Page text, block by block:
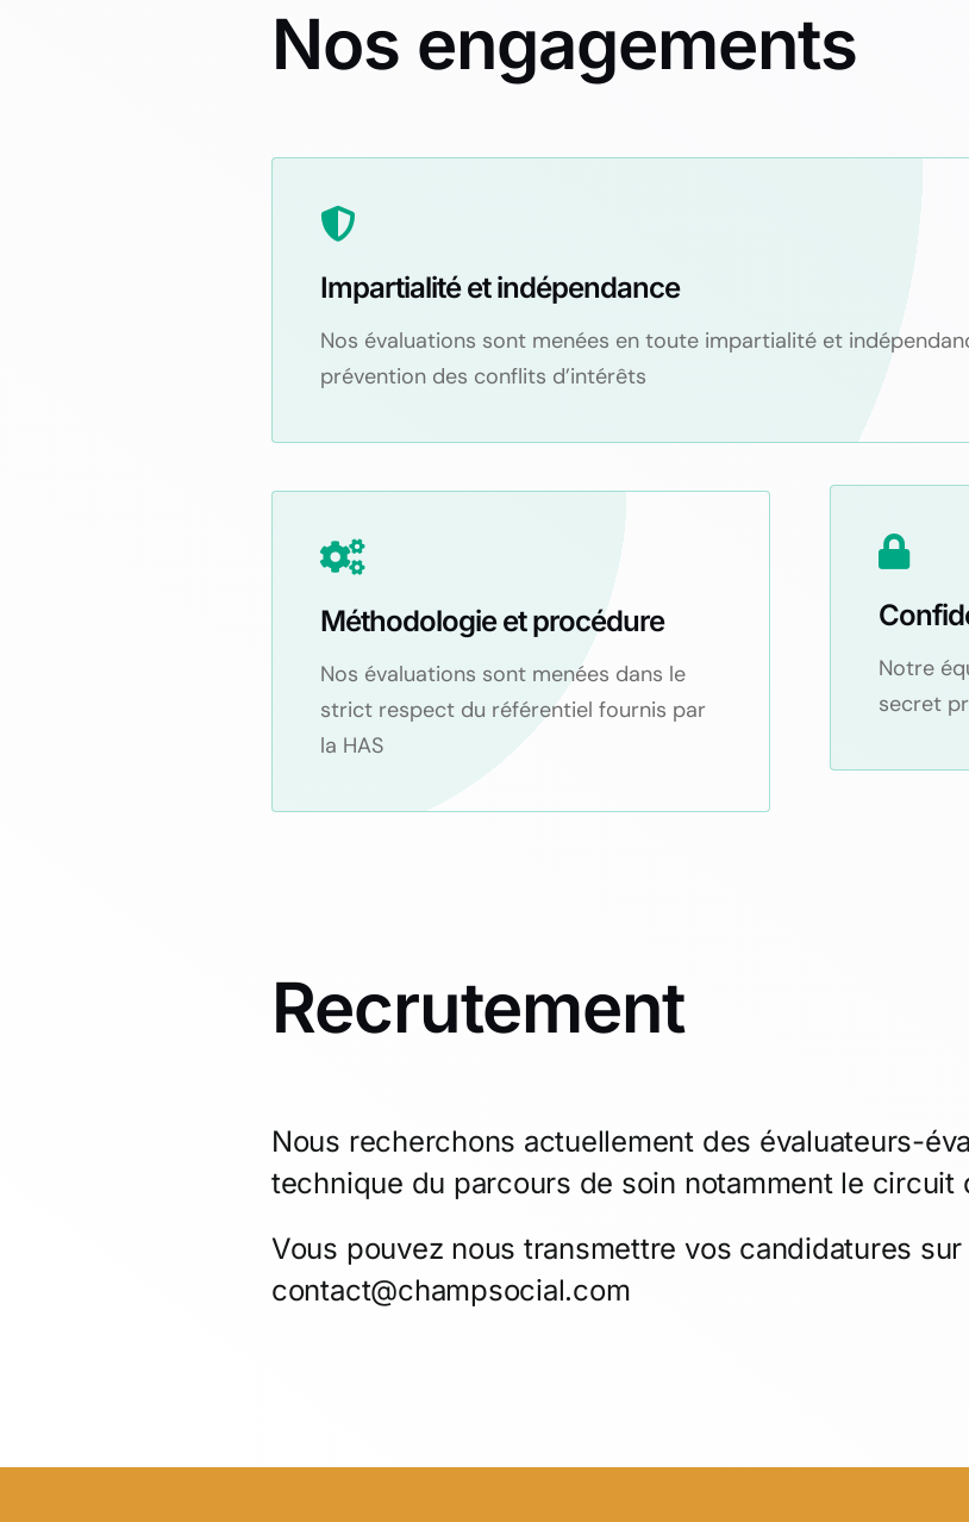
Nos engagements
Impartialité et indépendance
Nos évaluations sont menées en toute impartialité et
prévention des conflits d’intérêts
Méthodologie et procédure
Nos évaluations sont menées dans le
strict respect du référentiel fournis par
la HAS
Notre
secret
Recrutement
Nous recherchons actuellement des évaluateurs-
technique du parcours de soin notamment le circuit
Vous pouvez nous transmettre vos candidatures sur
contact@champsocial.com